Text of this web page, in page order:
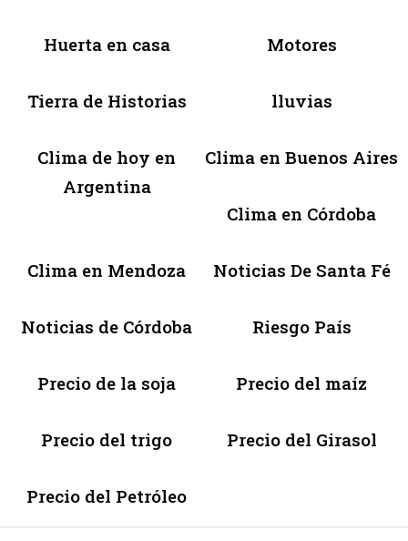
Huerta en casa Motores
Tierra de Historias lluvias
Clima de hoy en
Argentina
Clima en Buenos Aires
Clima en Córdoba
Clima en Mendoza Noticias De Santa Fé
Noticias de Córdoba Riesgo País
Precio de la soja Precio del maíz
Precio del trigo Precio del Girasol
Precio del Petróleo